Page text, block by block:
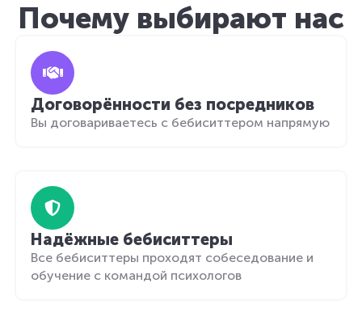
Почему выбирают нас
Договорённости без посредников
Вы договариваетесь с бебиситтером напрямую
Надёжные бебиситтеры
Все бебиситтеры проходят собеседование и
обучение с командой психологов